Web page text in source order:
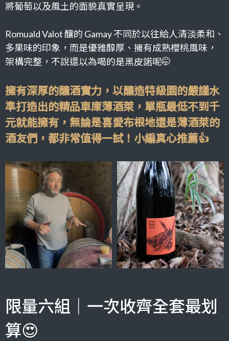
將葡萄以及風土的面貌真實呈現。
Romuald Valot 釀的 Gamay 不同於以往給人清淡柔和、
多果味的印象，而是優雅醇厚、擁有成熟櫻桃風味，
架構完整，不說還以為喝的是黑皮諾呢🤭
擁有深厚的釀酒實力，以釀造特級園的嚴謹水
準打造出的精品車庫薄酒萊，單瓶最低不到千
元就能擁有，無論是喜愛布根地還是薄酒萊的
酒友們，都非常值得一試！小編真心推薦👍
限量六組｜一次收齊全套最划
算😍